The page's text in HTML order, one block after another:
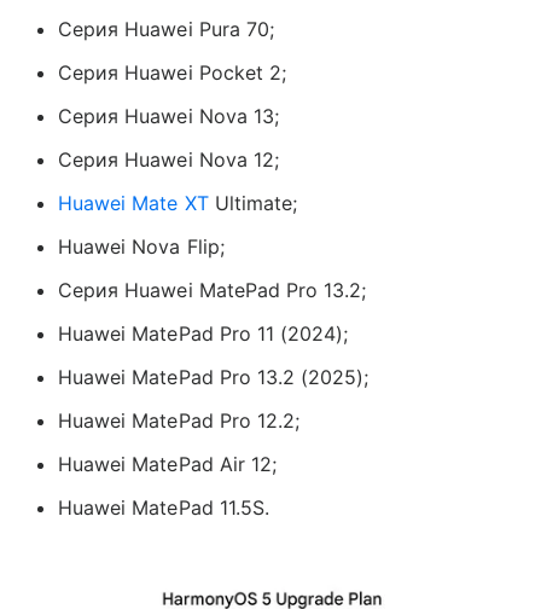
Серия Huawei Pura 70;
Серия Huawei Pocket 2;
Серия Huawei Nova 13;
Серия Huawei Nova 12;
Huawei Mate XTUltimate;
Huawei Nova Flip;
Серия Huawei MatePad Pro 13.2;
Huawei MatePad Pro 11 (2024);
Huawei MatePad Pro 13.2 (2025);
Huawei MatePad Pro 12.2;
Huawei MatePad Air 12;
Huawei MatePad 11.5S.